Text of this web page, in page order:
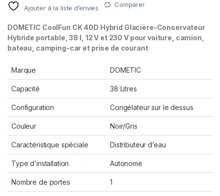
Ajouter à la liste d’envies Comparer
DOMETIC CoolFun CK 40D Hybrid Glacière-Conservateur
Hybride portable, 38 l, 12 V et 230 V pour voiture, camion,
bateau, camping-car et prise de courant
Marque DOMETIC
Capacité 38 Litres
Configuration Congélateur sur le dessus
Couleur Noir/Gris
Caractéristique spéciale Distributeur d’eau
Type d’installation Autonome
Nombre de portes 1